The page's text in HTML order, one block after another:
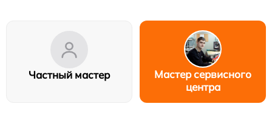
Частный мастер
Мастер сервисного
центра